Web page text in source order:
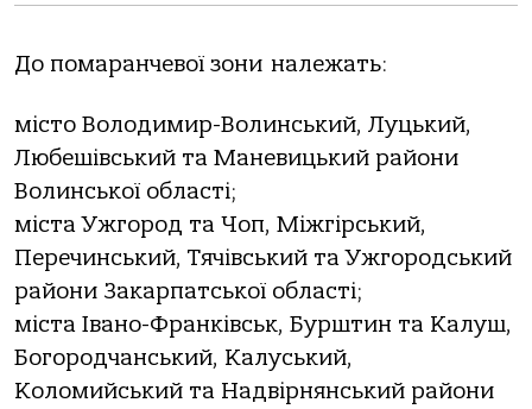
До помаранчевої зони належать:
місто Володимир-Волинський, Луцький,
Любешівський та Маневицький райони
Волинської області;
міста Ужгород та Чоп, Міжгірський,
Перечинський, Тячівський та Ужгородський
райони Закарпатської області;
міста Івано-Франківськ, Бурштин та Калуш,
Богородчанський, Калуський,
Коломийський та Надвірнянський райони